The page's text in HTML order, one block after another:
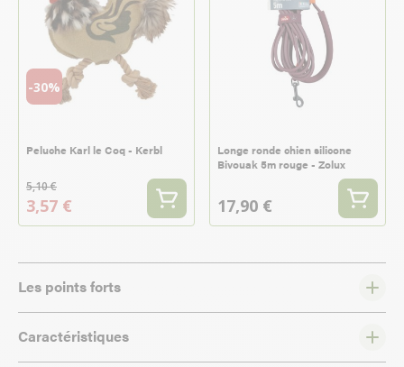
-30%
Peluche Karl le Coq - Kerbl
5,10 €
3,57 €
Longe ronde chien silicone
Bivouak 5m rouge - Zolux
17,90 €
Les points forts
Caractéristiques